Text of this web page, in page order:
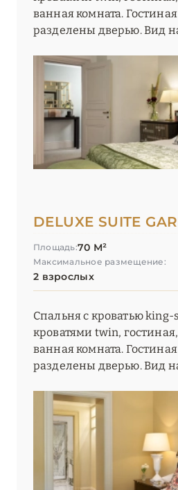
ванная комната.
разделены дверью. Вид
DELUXE SUITE
Площадь:70 М²
Максимальное размещение:
2 взрослых
Спальня с кроватью king-
кроватями twin,
ванная комната.
разделены дверью. Вид